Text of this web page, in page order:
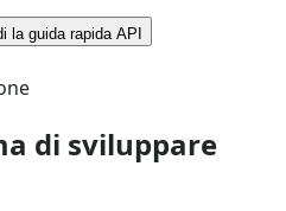
la guida rapida API
di sviluppare